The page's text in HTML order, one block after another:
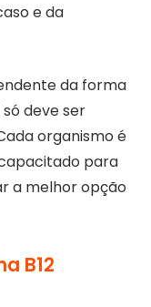
e da
da forma
deve ser
organismo é
para
a melhor opção
B12